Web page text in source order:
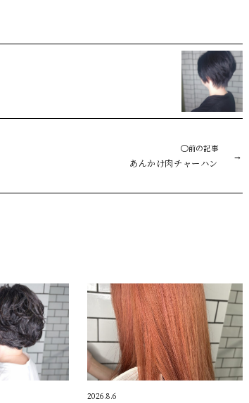
◯前の記事
あんかけ肉チャーハン
2026.8.6